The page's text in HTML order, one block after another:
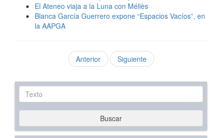
El Ateneo viaja a la Luna con Méliès
Blanca García Guerrero expone “Espacios Vacíos”, en
la AAPGA
Anterior Siguiente
Texto
Buscar